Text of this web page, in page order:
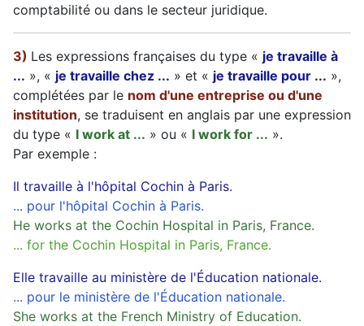
comptabilité ou dans le secteur juridique.
3) Les expressions françaises du type « je travaille à
... », « je travaille chez ... » et « je travaille pour ... »,
complétées par le nom d'une entreprise ou d'une
institution, se traduisent en anglais par une expression
du type « I work at ... » ou « I work for ... ».
Par exemple :
Il travaille à l'hôpital Cochin à Paris.
... pour l'hôpital Cochin à Paris.
He works at the Cochin Hospital in Paris, France.
... for the Cochin Hospital in Paris, France.
Elle travaille au ministère de l'Éducation nationale.
... pour le ministère de l'Éducation nationale.
She works at the French Ministry of Education.